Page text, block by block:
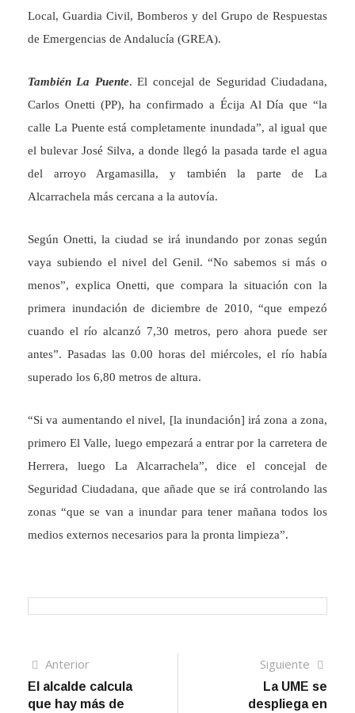
Local, Guardia Civil, Bomberos y del Grupo de Respuestas
de Emergencias de Andalucía (GREA).
También La Puente. El concejal de Seguridad Ciudadana,
Carlos Onetti (PP), ha confirmado a Écija Al Día que “la
calle La Puente está completamente inundada”, al igual que
el bulevar José Silva, a donde llegó la pasada tarde el agua
del arroyo Argamasilla, y también la parte de La
Alcarrachela más cercana a la autovía.
Según Onetti, la ciudad se irá inundando por zonas según
vaya subiendo el nivel del Genil. “No sabemos si más o
menos”, explica Onetti, que compara la situación con la
primera inundación de diciembre de 2010, “que empezó
cuando el río alcanzó 7,30 metros, pero ahora puede ser
antes”. Pasadas las 0.00 horas del miércoles, el río había
superado los 6,80 metros de altura.
“Si va aumentando el nivel, [la inundación] irá zona a zona,
primero El Valle, luego empezará a entrar por la carretera de
Herrera, luego La Alcarrachela”, dice el concejal de
Seguridad Ciudadana, que añade que se irá controlando las
zonas “que se van a inundar para tener mañana todos los
medios externos necesarios para la pronta limpieza”.
Navegación
de
AnteriorArtículo
anterior
El alcalde calcula
que hay más de
Siguiente
La UME se
despliega en